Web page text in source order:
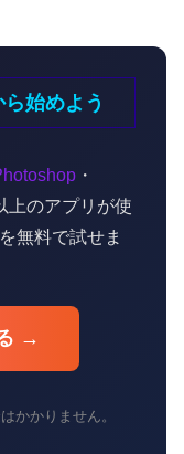
始めよう
・
上のアプリが使
無料で試せま
→
かかりません。